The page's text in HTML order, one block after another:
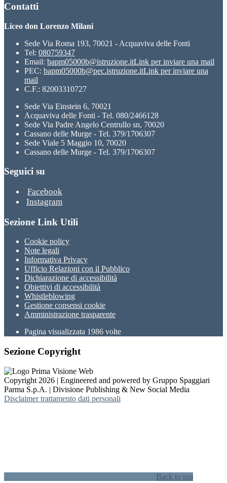
Contatti
Liceo don Lorenzo Milani
Sede Via Roma 193, 70021 - Acquaviva delle Fonti
Tel: 080759347
Email: bapm05000b@istruzione.itLink per inviare una mail
PEC: bapm05000b@pec.istruzione.itLink per inviare una
mail
C.F.: 82003310727
Sede Via Einstein 6, 70021
Acquaviva delle Fonti - Tel. 080/2466128
Sede Via Padre Angelo Centrullo sn, 70020
Cassano delle Murge - Tel. 379/1706307
Sede Viale 5 Maggio 10, 70020
Cassano delle Murge - Tel. 379/1706307
Seguici su
Facebook
Instagram
Sezione Link Utili
Cookie policy
Note legali
Informativa Privacy
Ufficio Relazioni con il Pubblico
Dichiarazione di accessibilità
Obiettivi di accessibilità
Whistleblowing
Gestione consensi cookie
Amministrazione trasparente
Pagina visualizzata 1986 volte
Sezione Copyright
Copyright 2026 | Engineered and powered by Gruppo Spaggiari
Parma S.p.A. | Divisione Publishing & New Social Media
Disclaimer trattamento dati personali
Back to top